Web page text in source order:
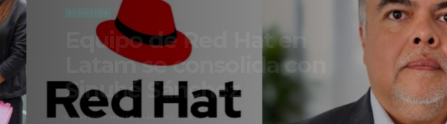
ES NOTICIA
Equipo de Red Hat en
Latam se consolida con
Sinuhé Sánchez
POR REDACCIÓN LATAM 4 AGOSTO, 2026